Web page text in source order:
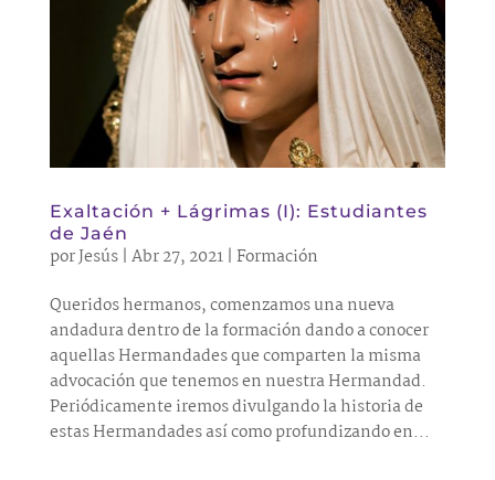
Exaltación + Lágrimas (I): Estudiantes
de Jaén
porJesús| Abr 27, 2021| Formación
Queridos hermanos, comenzamos una nueva
andadura dentro de la formación dando a conocer
aquellas Hermandades que comparten la misma
advocación que tenemos en nuestra Hermandad.
Periódicamente iremos divulgando la historia de
estas Hermandades así como profundizando en...